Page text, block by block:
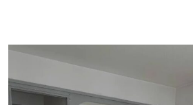
Nos
bureaux